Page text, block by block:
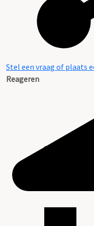
Stel een vraag of plaats
Reageren